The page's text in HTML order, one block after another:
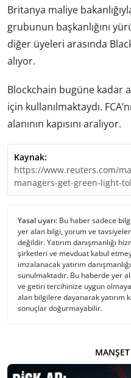
Britanya maliye
grubunun başkanlığını
diğer üyeleri arasında
alıyor.
Blockchain bugüne kadar
için kullanılmaktaydı.
alanının kapısını aralıyor.
Kaynak:
https://www.reuters.com/
managers-get-green-light-
Yasal uyarı: Bu haber sadece
yer alan bilgi, yorum ve tavsiyeler
değildir. Yatırım danışmanlığı
şirketleri ve mevduat kabul
imzalanacak yatırım
sunulmaktadır. Bu haberde yer
ve getiri tercihinize uygun
alan bilgilere dayanarak yatırım
sonuçlar doğurmayabilir.